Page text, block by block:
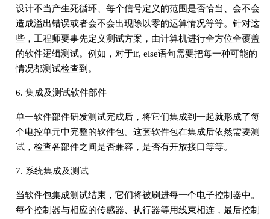
设计不当产生死循环、每个信号定义的范围是否恰当、会不会
造成溢出错误或者会不会出现除以零的运算情况等等。针对这
些，工程师要事先定义测试方案，由计算机进行全方位全覆盖
的软件逻辑测试。例如，对于if, else语句需要把每一种可能的
情况都测试检查到。
6. 集成及测试软件部件
单一软件部件研发测试完成后，将它们集成到一起就形成了每
个电控单元中完整的软件包。这套软件包在集成后依然需要测
试，检查各部件之间是否兼容，是否有开放接口等等。
7. 系统集成及测试
当软件包集成测试结束，它们将被刷进每一个电子控制器中。
每个控制器与相应的传感器、执行器等用线束相连，最后控制